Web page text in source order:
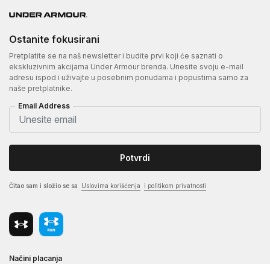
Ostanite fokusirani
Pretplatite se na naš newsletter i budite prvi koji će saznati o
ekskluzivnim akcijama Under Armour brenda. Unesite svoju e-mail
adresu ispod i uživajte u posebnim ponudama i popustima samo za
naše pretplatnike.
Email Address
Potvrdi
Čitao sam i složio se sa Uslovima korišćenja i politikom privatnosti
Načini placanja